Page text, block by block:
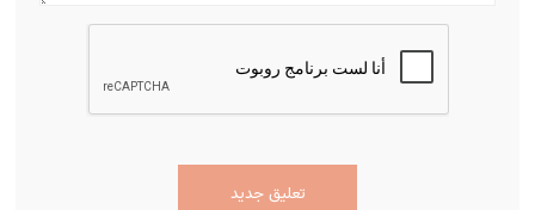
تعليق جديد